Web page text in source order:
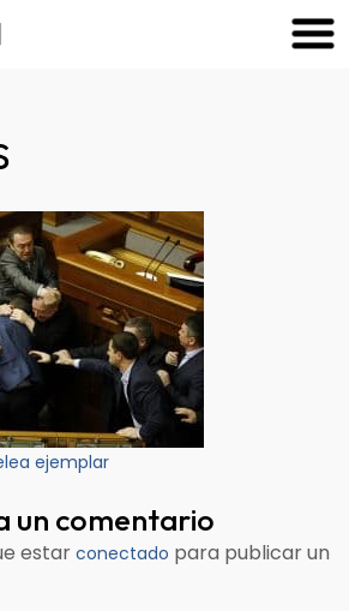
ejemplar
un comentario
estar conectado para publicar un